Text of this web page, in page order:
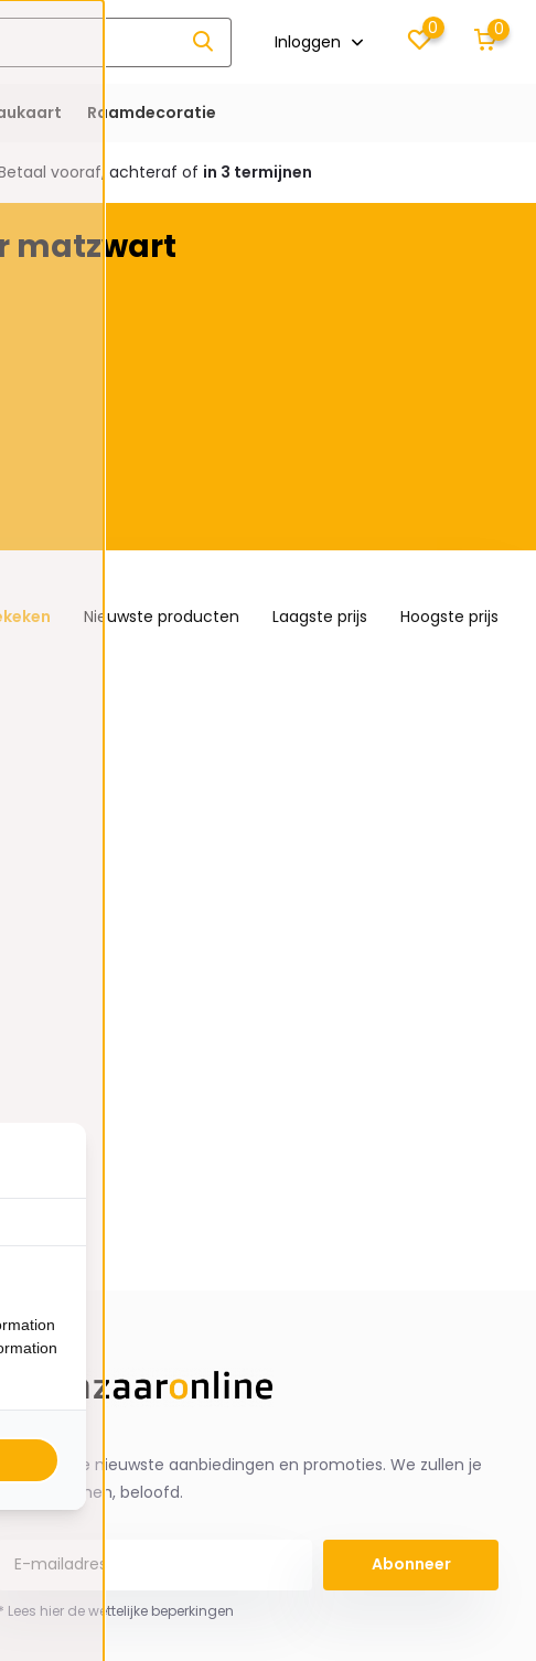
Inloggen
0 0
Raamdecoratie
vooraf, achteraf of in 3 termijnen
matzwart
Nieuwste producten Laagste prijs Hoogste prijs
Ontvang de nieuwste aanbiedingen en promoties. We zullen je
niet spammen, beloofd.
Abonneer
* Lees hier de wettelijke beperkingen